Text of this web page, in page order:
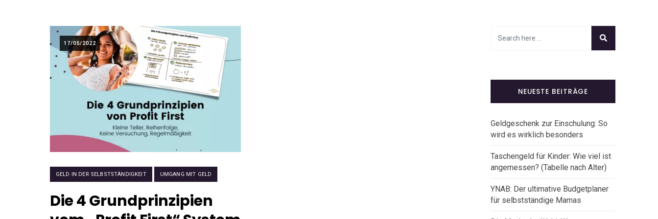
17/05/2022
GELD IN DER SELBSTSTÄNDIGKEIT UMGANG MIT GELD
Die 4 Grundprinzipien
NEUESTE BEITRÄGE
Geldgeschenk zur Einschulung: So
wird es wirklich besonders
Taschengeld für Kinder: Wie viel ist
angemessen? (Tabelle nach Alter)
YNAB: Der ultimative Budgetplaner
für selbstständige Mamas